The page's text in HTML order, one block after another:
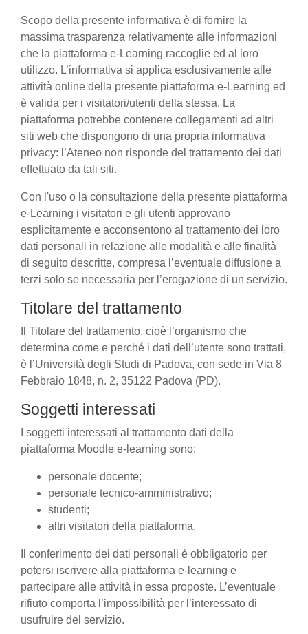
Scopo della presente informativa è di fornire la
massima trasparenza relativamente alle informazioni
che la piattaforma e-Learning raccoglie ed al loro
utilizzo. L’informativa si applica esclusivamente alle
attività online della presente piattaforma e-Learning ed
è valida per i visitatori/utenti della stessa. La
piattaforma potrebbe contenere collegamenti ad altri
siti web che dispongono di una propria informativa
privacy: l’Ateneo non risponde del trattamento dei dati
effettuato da tali siti.
Con l'uso o la consultazione della presente piattaforma
e-Learning i visitatori e gli utenti approvano
esplicitamente e acconsentono al trattamento dei loro
dati personali in relazione alle modalità e alle finalità
di seguito descritte, compresa l’eventuale diffusione a
terzi solo se necessaria per l’erogazione di un servizio.
Titolare del trattamento
Il Titolare del trattamento, cioè l’organismo che
determina come e perché i dati dell’utente sono trattati,
è l’Università degli Studi di Padova, con sede in Via 8
Febbraio 1848, n. 2, 35122 Padova (PD).
Soggetti interessati
I soggetti interessati al trattamento dati della
piattaforma Moodle e-learning sono:
personale docente;
personale tecnico-amministrativo;
studenti;
altri visitatori della piattaforma.
Il conferimento dei dati personali è obbligatorio per
potersi iscrivere alla piattaforma e-learning e
partecipare alle attività in essa proposte. L’eventuale
rifiuto comporta l’impossibilità per l’interessato di
usufruire del servizio.